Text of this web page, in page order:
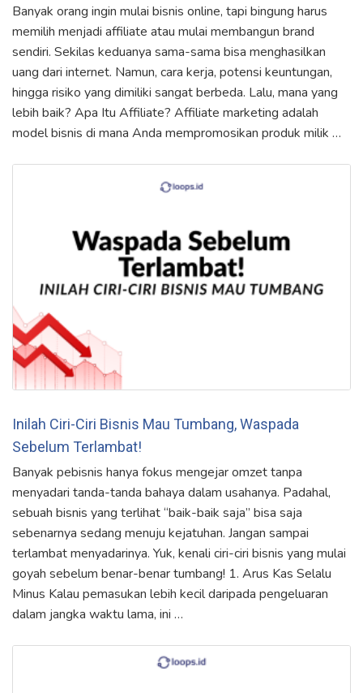
Banyak orang ingin mulai bisnis online, tapi bingung harus
memilih menjadi affiliate atau mulai membangun brand
sendiri. Sekilas keduanya sama-sama bisa menghasilkan
uang dari internet. Namun, cara kerja, potensi keuntungan,
hingga risiko yang dimiliki sangat berbeda. Lalu, mana yang
lebih baik? Apa Itu Affiliate? Affiliate marketing adalah
model bisnis di mana Anda mempromosikan produk milik …
Inilah Ciri-Ciri Bisnis Mau Tumbang, Waspada
Sebelum Terlambat!
Banyak pebisnis hanya fokus mengejar omzet tanpa
menyadari tanda-tanda bahaya dalam usahanya. Padahal,
sebuah bisnis yang terlihat “baik-baik saja” bisa saja
sebenarnya sedang menuju kejatuhan. Jangan sampai
terlambat menyadarinya. Yuk, kenali ciri-ciri bisnis yang mulai
goyah sebelum benar-benar tumbang! 1. Arus Kas Selalu
Minus Kalau pemasukan lebih kecil daripada pengeluaran
dalam jangka waktu lama, ini …